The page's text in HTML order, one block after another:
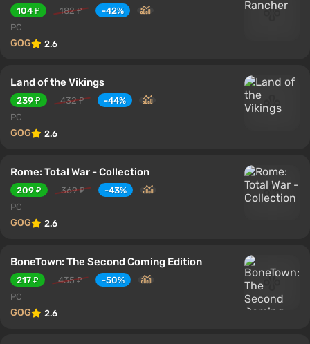
104 ₽ 182 ₽
-42%
PC
GOG 2.6
Land of the Vikings
239 ₽ 432 ₽
-44%
PC
GOG 2.6
Rome: Total War - Collection
209 ₽ 369 ₽
-43%
PC
GOG 2.6
BoneTown: The Second Coming Edition
217 ₽ 435 ₽
-50%
PC
GOG 2.6